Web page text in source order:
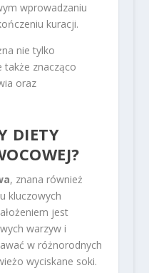
wprowadzaniu
kuracji.
nie tylko
także znacząco
oraz
DIETY
, znana również
kluczowych
jest
warzyw i
w różnorodnych
wyciskane soki.